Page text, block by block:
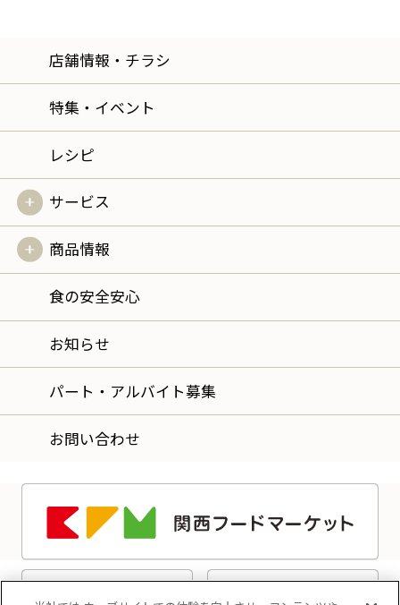
店舗情報・チラシ
特集・イベント
レシピ
サービス
商品情報
食の安全安心
お知らせ
パート・アルバイト募集
お問い合わせ